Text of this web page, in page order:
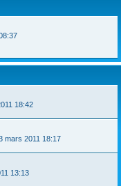
r
18:42
mars 2011 18:17
13:13